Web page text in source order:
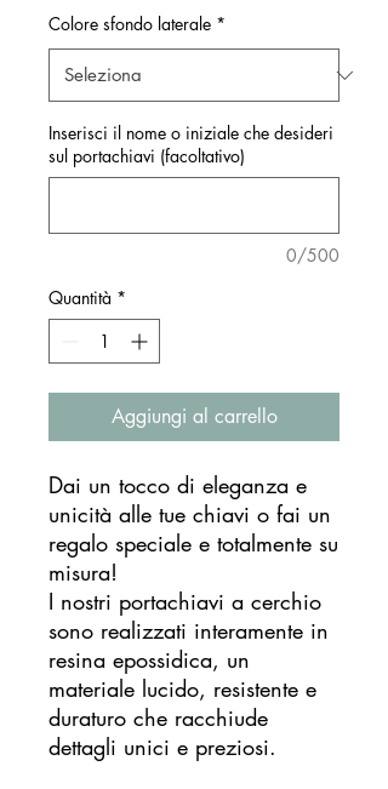
Colore sfondo laterale *
Inserisci il nome o iniziale che desideri
sul portachiavi (facoltativo)
0/500
Quantità *
Aggiungi al carrello
Dai un tocco di eleganza e
unicità alle tue chiavi o fai un
regalo speciale e totalmente su
misura!
I nostri portachiavi a cerchio
sono realizzati interamente in
resina epossidica, un
materiale lucido, resistente e
duraturo che racchiude
dettagli unici e preziosi.